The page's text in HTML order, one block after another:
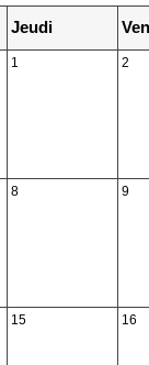
Jeudi
1 2
8 9
15 16